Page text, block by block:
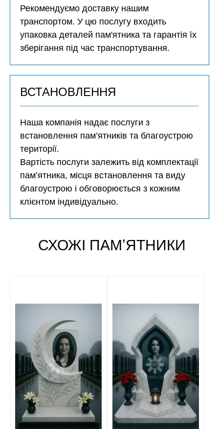
Рекомендуємо доставку нашим
транспортом. У цю послугу входить
упаковка деталей пам'ятника та гарантія їх
зберігання під час транспортування.
ВСТАНОВЛЕННЯ
Наша компанія надає послуги з
встановлення пам’ятників та благоустрою
території.
Вартість послуги залежить від комплектації
пам’ятника, місця встановлення та виду
благоустрою і обговорюється з кожним
клієнтом індивідуально.
СХОЖІ ПАМʼЯТНИКИ